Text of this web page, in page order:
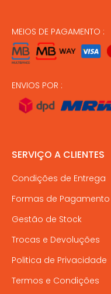
MEIOS DE PAGAMENTO :
ENVIOS POR :
SERVIÇO A CLIENTES
Condições de Entrega
Formas de Pagamento
Gestão de Stock
Trocas e Devoluções
Politica de Privacidade
Termos e Condições